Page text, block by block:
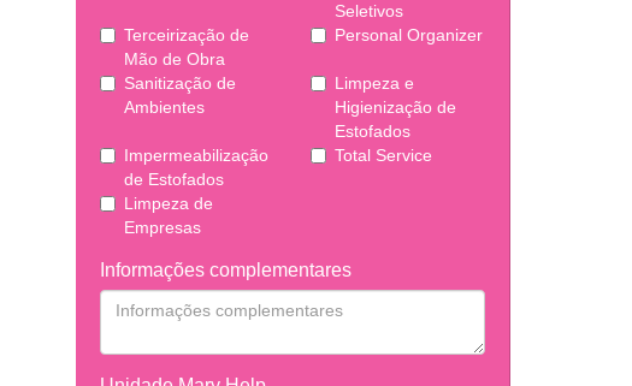
Seletivos
Terceirização de
Mão de Obra
Personal Organizer
Sanitização de
Ambientes
Limpeza e
Higienização de
Estofados
Impermeabilização
de Estofados
Total Service
Limpeza de
Empresas
Informações complementares